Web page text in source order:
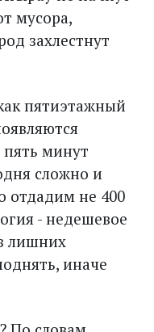
мусора,
захлестнут
пятиэтажный
пять минут
сложно и
отдадим не 400
- недешевое
лишних
иначе